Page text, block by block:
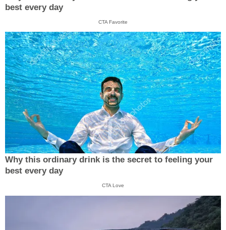
best every day
CTA Favorite
Why this ordinary drink is the secret to feeling your
best every day
CTA Love